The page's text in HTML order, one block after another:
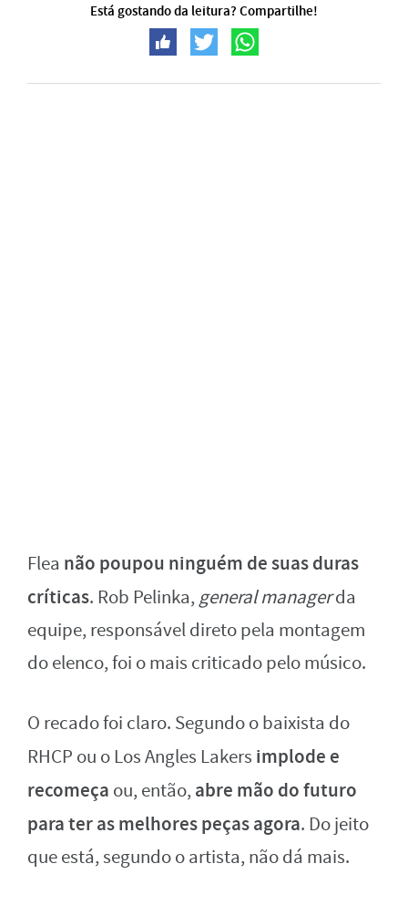
Está gostando da leitura? Compartilhe!
Flea não poupou ninguém de suas duras
críticas. Rob Pelinka, general managerda
equipe, responsável direto pela montagem
do elenco, foi o mais criticado pelo músico.
O recado foi claro. Segundo o baixista do
RHCP ou o Los Angles Lakers implode e
recomeça ou, então, abre mão do futuro
para ter as melhores peças agora. Do jeito
que está, segundo o artista, não dá mais.